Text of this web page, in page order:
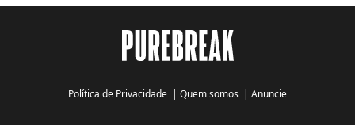
Política de Privacidade | Quem somos | Anuncie